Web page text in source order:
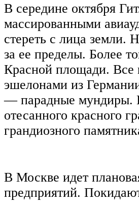
В середине октября
массированными
стереть с лица земли.
за ее пределы. Более
Красной площади. Все
эшелонами из
— парадные мундиры.
отесанного красного
грандиозного
В Москве идет
предприятий.